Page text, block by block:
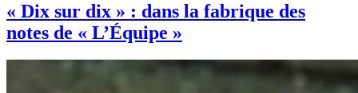
« Dix sur dix » : dans la fabrique des
notes de « L’Équipe »